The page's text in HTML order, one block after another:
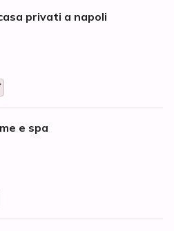
privati a napoli
e spa